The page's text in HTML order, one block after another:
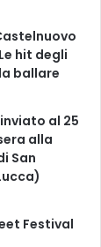
hit degli
ballare
al 25
alla
San
Festival